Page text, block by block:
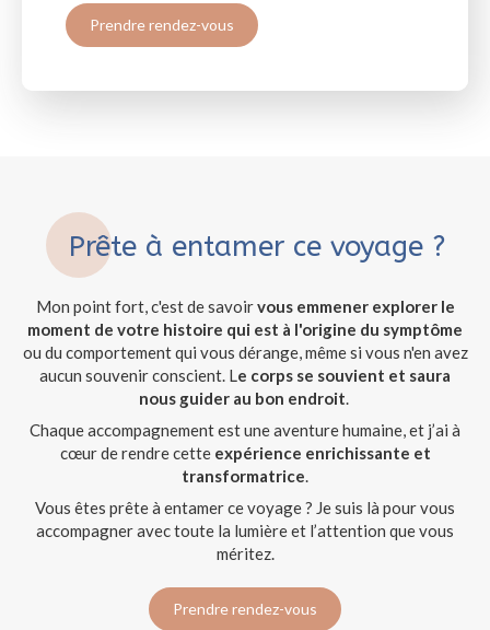
Prendre rendez-vous
Prête à entamer ce voyage ?
Mon point fort, c'est de savoirvous emmener explorer le
moment de votre histoire qui est à l'origine du symptôme
ou du comportement qui vous dérange, même si vous n'en avez
aucun souvenir conscient. Le corps se souvient et saura
nous guider au bon endroit.
Chaque accompagnement est une aventure humaine, et j’ai à
cœur de rendre cette expérience enrichissante et
transformatrice.
Vous êtes prête à entamer ce voyage ? Je suis là pour vous
accompagner avec toute la lumière et l’attention que vous
méritez.
Prendre rendez-vous